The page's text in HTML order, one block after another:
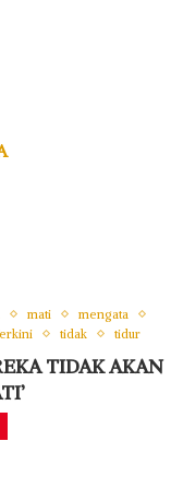
mati
mengata
tidak tidur
TIDAK AKAN